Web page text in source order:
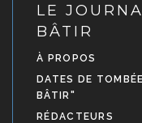
LE
BÂTIR
À PROPOS
DATES DE
BÂTIR"
RÉDACTEURS